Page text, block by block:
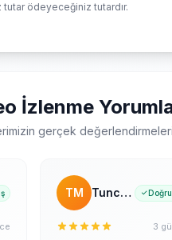
ödeyeceğiniz tutardır.
İzlenme
gerçek değerlendirmeleri
TM Tuncay M.
3